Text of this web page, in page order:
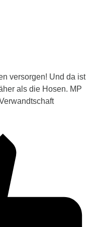
versorgen! Und da ist
als die Hosen. MP